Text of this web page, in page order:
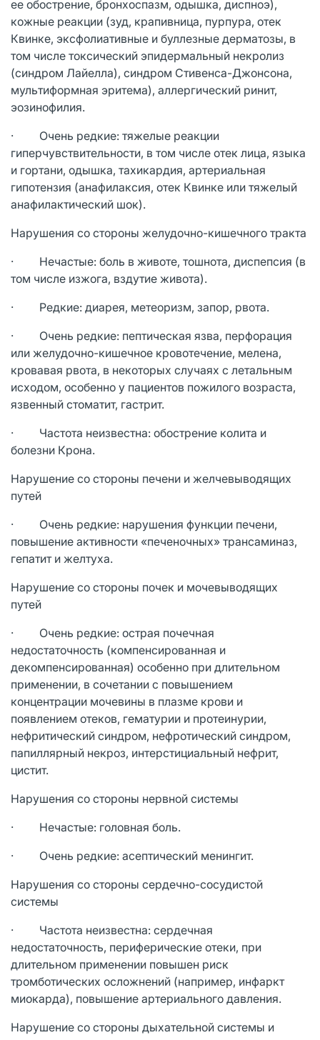
ее обострение, бронхоспазм, одышка, диспноэ),
кожные реакции (зуд, крапивница, пурпура, отек
Квинке, эксфолиативные и буллезные дерматозы, в
том числе токсический эпидермальный некролиз
(синдром Лайелла), синдром Стивенса-Джонсона,
мультиформная эритема), аллергический ринит,
эозинофилия.
· Очень редкие: тяжелые реакции
гиперчувствительности, в том числе отек лица, языка
и гортани, одышка, тахикардия, артериальная
гипотензия (анафилаксия, отек Квинке или тяжелый
анафилактический шок).
Нарушения со стороны желудочно-кишечного тракта
· Нечастые: боль в животе, тошнота, диспепсия (в
том числе изжога, вздутие живота).
· Редкие: диарея, метеоризм, запор, рвота.
· Очень редкие: пептическая язва, перфорация
или желудочно-кишечное кровотечение, мелена,
кровавая рвота, в некоторых случаях с летальным
исходом, особенно у пациентов пожилого возраста,
язвенный стоматит, гастрит.
· Частота неизвестна: обострение колита и
болезни Крона.
Нарушение со стороны печени и желчевыводящих
путей
· Очень редкие: нарушения функции печени,
повышение активности «печеночных» трансаминаз,
гепатит и желтуха.
Нарушение со стороны почек и мочевыводящих
путей
· Очень редкие: острая почечная
недостаточность (компенсированная и
декомпенсированная) особенно при длительном
применении, в сочетании с повышением
концентрации мочевины в плазме крови и
появлением отеков, гематурии и протеинурии,
нефритический синдром, нефротический синдром,
папиллярный некроз, интерстициальный нефрит,
цистит.
Нарушения со стороны нервной системы
· Нечастые: головная боль.
· Очень редкие: асептический менингит.
Нарушения со стороны сердечно-сосудистой
системы
· Частота неизвестна: сердечная
недостаточность, периферические отеки, при
длительном применении повышен риск
тромботических осложнений (например, инфаркт
миокарда), повышение артериального давления.
Нарушение со стороны дыхательной системы и